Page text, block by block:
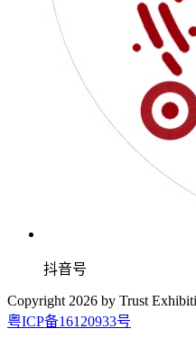
抖音号
Copyright 2026 by Trust
粤ICP备16120933号